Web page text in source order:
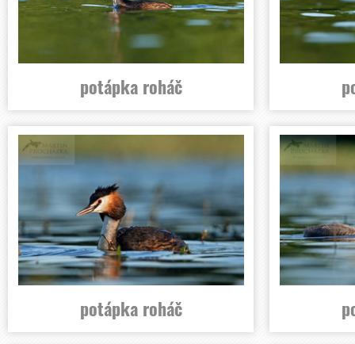
potápka roháč
potápka roháč